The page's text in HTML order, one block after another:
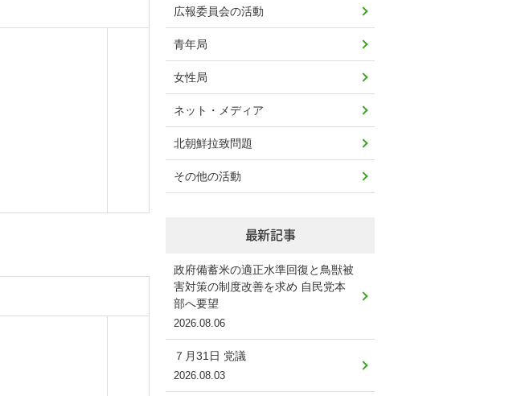
広報委員会の活動
青年局
女性局
ネット・メディア
北朝鮮拉致問題
その他の活動
最新記事
政府備蓄米の適正水準回復と鳥獣被
害対策の制度改善を求め 自民党本
部へ要望
2026.08.06
７月31日 党議
2026.08.03